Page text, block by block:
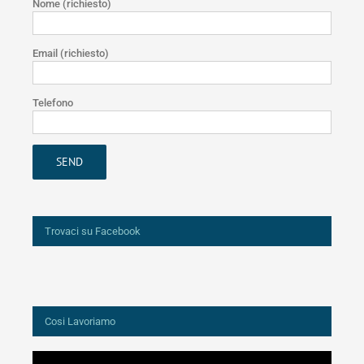
Nome (richiesto)
Email (richiesto)
Telefono
Trovaci su Facebook
Cosi Lavoriamo